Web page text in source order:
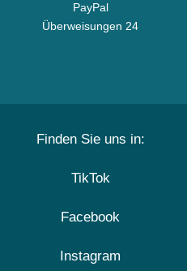
PayPal
Überweisungen 24
Finden Sie uns in:
TikTok
Facebook
Instagram